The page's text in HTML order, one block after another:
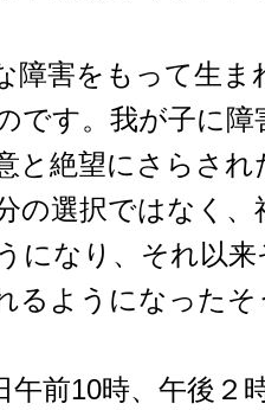
障害をもって生ま
です。我が子に
と絶望にさらさ
の選択ではなく
になり、それ以
るようになったそ
午前10時、午後